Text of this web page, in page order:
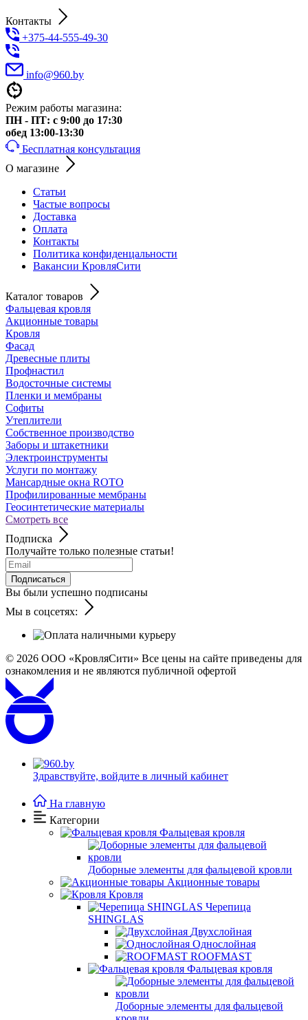
Контакты
+375-44-555-49-30
info@960.by
Режим работы магазина:
ПН - ПТ: с 9:00 до 17:30
обед 13:00-13:30
Бесплатная консультация
О магазине
Статьи
Частые вопросы
Доставка
Оплата
Контакты
Политика конфиденцальности
Вакансии КровляСити
Каталог товаров
Фальцевая кровля
Акционные товары
Кровля
Фасад
Древесные плиты
Профнастил
Водосточные системы
Пленки и мембраны
Софиты
Утеплители
Собственное производство
Заборы и штакетники
Электроинструменты
Услуги по монтажу
Мансардные окна ROTO
Профилированные мембраны
Геосинтетические материалы
Смотреть все
Подписка
Получайте только полезные статьи!
Подписаться
Вы были успешно подписаны
Мы в соцсетях:
© 2026 ООО «КровляСити» Все цены на сайте приведены для
ознакомления и не являются публичной офертой
Здравствуйте, войдите в личный кабинет
На главную
Категории
Фальцевая кровля
Доборные элементы для фальцевой кровли
Акционные товары
Кровля
Черепица
SHINGLAS
Двухслойная
Однослойная
ROOFMAST
Фальцевая кровля
Доборные элементы для фальцевой